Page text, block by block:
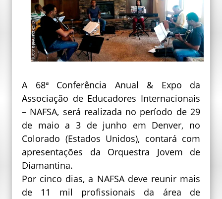
A 68ª Conferência Anual & Expo da
Associação de Educadores Internacionais
– NAFSA, será realizada no período de 29
de maio a 3 de junho em Denver, no
Colorado (Estados Unidos), contará com
apresentações da Orquestra Jovem de
Diamantina.
Por cinco dias, a NAFSA deve reunir mais
de 11 mil profissionais da área de